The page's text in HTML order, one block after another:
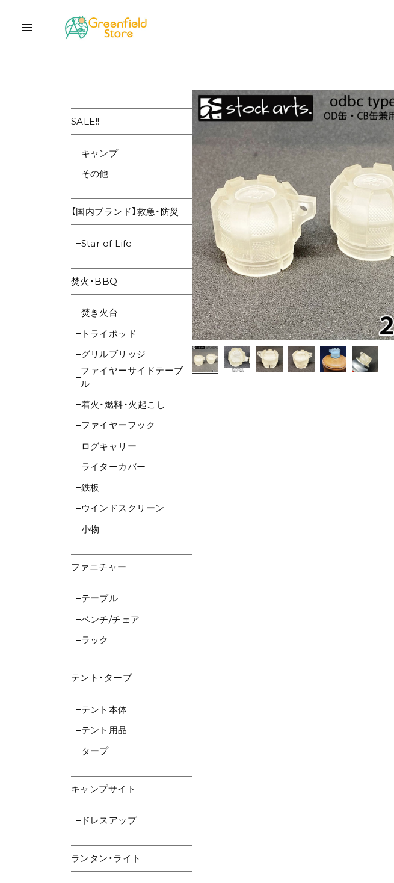
SALE!!
キャンプ
その他
【国内ブランド】救急・防災
Star of Life
焚火・BBQ
焚き火台
トライポッド
グリルブリッジ
ファイヤーサイドテーブ
ル
着火・燃料・火起こし
ファイヤーフック
ログキャリー
ライターカバー
鉄板
ウインドスクリーン
小物
ファニチャー
テーブル
ベンチ/チェア
ラック
テント・タープ
テント本体
テント用品
タープ
キャンプサイト
ドレスアップ
ランタン・ライト